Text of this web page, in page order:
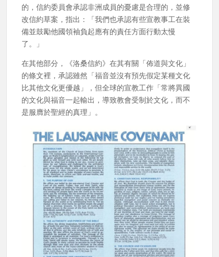
的，信約委員會承認非洲成員的憂慮是合理的，並修
改信約草案，指出：「我們也承認有些宣教事工在裝
備並鼓勵他國領袖負起應有的責任方面行動太慢
了。」
在其他部分，《洛桑信約》在其有關「佈道與文化」
的條文裡，承認雖然「福音並沒有預先假定某種文化
比其他文化更優越」，但全球的宣教工作「常將異國
的文化與福音一起輸出，導致教會受制於文化，而不
是服膺於聖經的真理」。